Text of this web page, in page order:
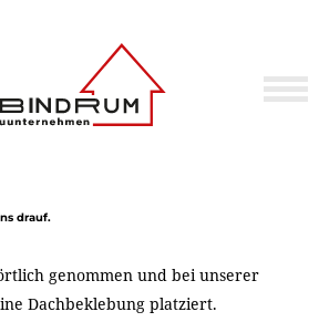
drauf.
genommen und bei unserer
Dachbeklebung platziert.